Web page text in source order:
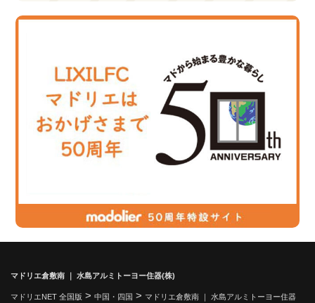
マドリエ倉敷南 ｜ 水島アルミトーヨー住器(株)
マドリエNET 全国版 > 中国・四国 > マドリエ倉敷南 ｜ 水島アルミトーヨー住器